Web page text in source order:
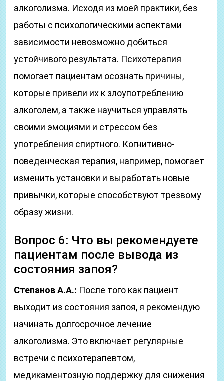
алкоголизма. Исходя из моей практики, без
работы с психологическими аспектами
зависимости невозможно добиться
устойчивого результата. Психотерапия
помогает пациентам осознать причины,
которые привели их к злоупотреблению
алкоголем, а также научиться управлять
своими эмоциями и стрессом без
употребления спиртного. Когнитивно-
поведенческая терапия, например, помогает
изменить установки и выработать новые
привычки, которые способствуют трезвому
образу жизни.
Вопрос 6: Что вы рекомендуете
пациентам после вывода из
состояния запоя?
Степанов А.А.: После того как пациент
выходит из состояния запоя, я рекомендую
начинать долгосрочное лечение
алкоголизма. Это включает регулярные
встречи с психотерапевтом,
медикаментозную поддержку для снижения